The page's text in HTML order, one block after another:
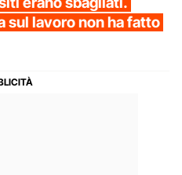
sul lavoro non ha fatto